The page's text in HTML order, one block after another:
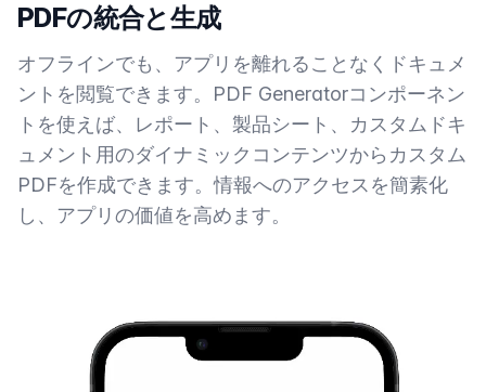
PDFの統合と生成
オフラインでも、アプリを離れることなくドキュメ
ントを閲覧できます。PDF Generatorコンポーネン
トを使えば、レポート、製品シート、カスタムドキ
ュメント用のダイナミックコンテンツからカスタム
PDFを作成できます。情報へのアクセスを簡素化
し、アプリの価値を高めます。